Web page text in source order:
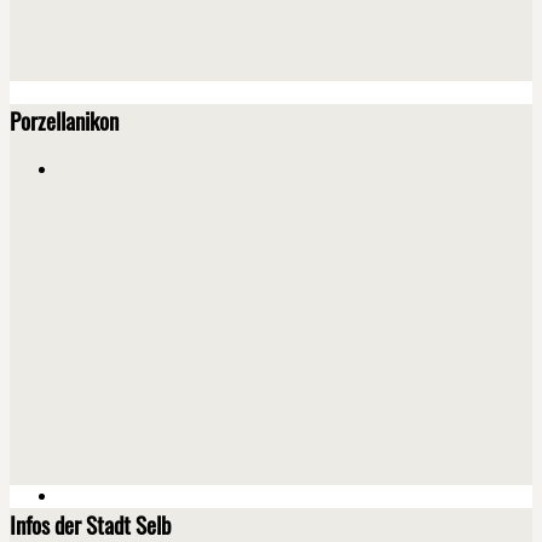
Porzellanikon
Infos der Stadt Selb